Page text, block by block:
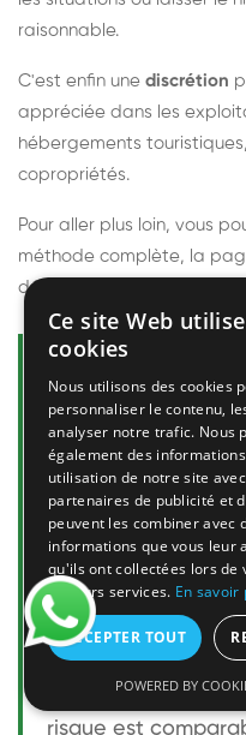
raisonnable.
C'est enfin une discrétion
appréciée dans les
hébergements
copropriétés.
Pour aller plus loin, vous
méthode complète, la
découvrir
Questions
Le frelon européen
l'homme ?
Le frelon européen
taille mais
son nid. Sa piqûre
celle d'une guêpe
une personne non
bénigne. Pour une
risque est
Ce site Web
cookies
Nous utilisons des cookies
personnaliser le contenu,
analyser notre trafic. Nous
également des
utilisation de notre site
partenaires de publicité et
peuvent les combiner avec
informations que vous leur
qu'ils ont collectées lors de
de leurs services. En savoir
ACCEPTER TOUT
POWERED BY